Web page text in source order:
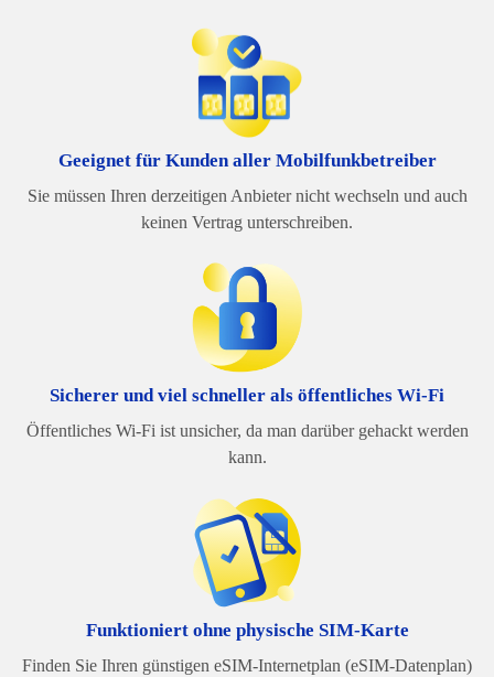
Geeignet für Kunden aller Mobilfunkbetreiber
Sie müssen Ihren derzeitigen Anbieter nicht wechseln und auch
keinen Vertrag unterschreiben.
Sicherer und viel schneller als öffentliches Wi-Fi
Öffentliches Wi-Fi ist unsicher, da man darüber gehackt werden
kann.
Funktioniert ohne physische SIM-Karte
Finden Sie Ihren günstigen eSIM-Internetplan (eSIM-Datenplan)